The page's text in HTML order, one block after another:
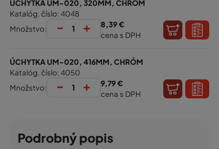
ÚCHYTKA UM-020, 320MM, CHRÓM
Katalóg. číslo: 4048
Množstvo:
- +
8,39 €
cena s DPH
ÚCHYTKA UM-020, 416MM, CHRÓM
Katalóg. číslo: 4050
Množstvo:
- +
9,79 €
cena s DPH
Podrobný popis